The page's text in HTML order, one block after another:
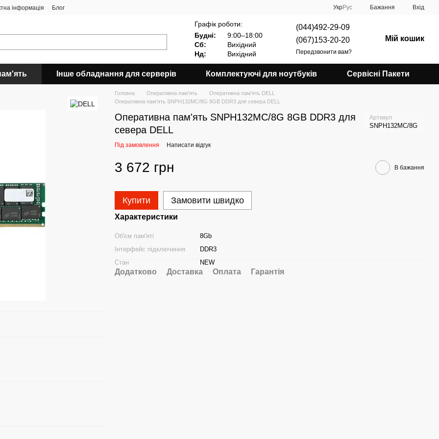
інформація Блог УкрРус Бажання Вхід
Графік роботи:
Будні:
9:00–18:00
Сб:
Вихідний
Нд:
Вихідний
(044)492-29-09
(067)153-20-20
Передзвонити вам?
Мій кошик
Інше обладнання для серверів Комплектуючі для ноутбуків Сервісні Пакети
Головна Оперативна пам'ять
Оперативна пам'ять DELL
Оперативна пам'ять SNPH132MC/8G 8GB DDR3 для севера DELL
Оперативна пам'ять SNPH132MC/8G 8GB DDR3 для
севера DELL
Артикул
SNPH132MC/8G
Під замовлення Написати відгук
3 672 грн В бажання
Купити Замовити швидко
Характеристики
Об'єм пам'яті
8Gb
Інтерфейс підключення
DDR3
Стан
NEW
Додатково Доставка Оплата Гарантія